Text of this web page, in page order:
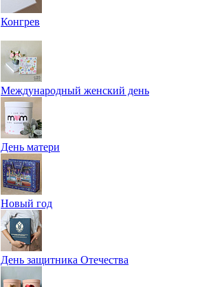
Конгрев
Международный женский день
День матери
Новый год
День защитника Отечества